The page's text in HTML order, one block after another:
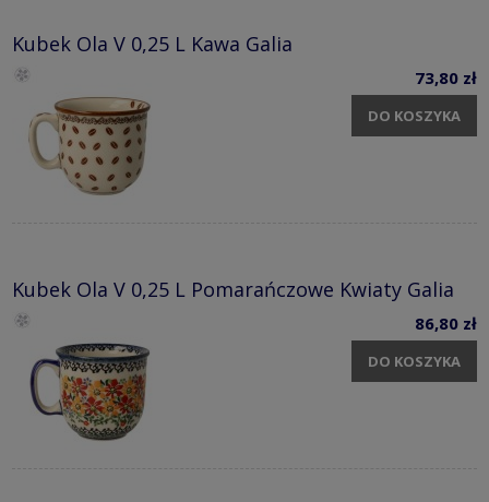
Kubek Ola V 0,25 L Kawa Galia
73,80 zł
DO KOSZYKA
Kubek Ola V 0,25 L Pomarańczowe Kwiaty Galia
86,80 zł
DO KOSZYKA